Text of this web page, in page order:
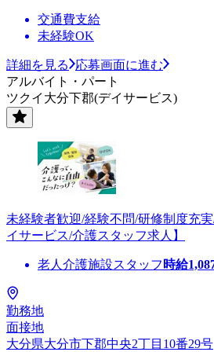
交通費支給
未経験OK
詳細を見る
応募画面に進む
アルバイト・パート
ツクイ大分下郡(デイサービス)
未経験者歓迎/経験不問/研修制度充
イサービス/介護スタッフ求人】
老人介護施設スタッフ 時給
勤務地
面接地
大分県大分市下郡中央2丁目10番29号